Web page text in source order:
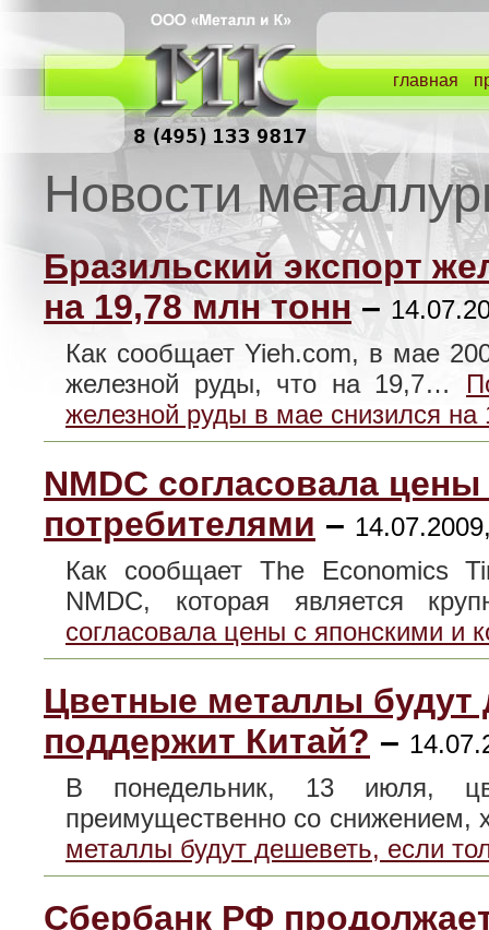
главная
Новости
Бразильский экспорт
на 19,78 млн тонн –
Как сообщает Yieh.com, в мае
железной руды, что на 19,7…
железной руды в мае снизился на
NMDC согласовала
потребителями –
Как сообщает The Economics
NMDC, которая является
согласовала цены с японскими и
Цветные металлы будут
поддержит Китай? –
В понедельник, 13 июля,
преимущественно со снижением,
металлы будут дешеветь, если
Сбербанк РФ